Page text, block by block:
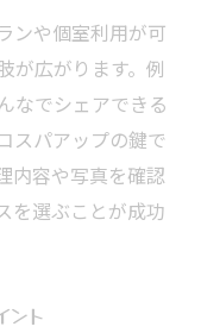
ンや個室利用が可
が広がります。例
なでシェアできる
スパアップの鍵で
内容や写真を確認
を選ぶことが成功
ント